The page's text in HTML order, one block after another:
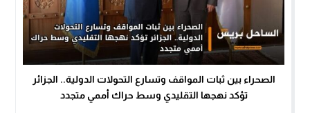
الصحراء بين ثبات المواقف وتسارع التحولات الدولية.. الجزائر
تؤكد نهجها التقليدي وسط حراك أممي متجدد